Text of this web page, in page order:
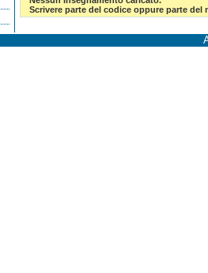
Scrivere parte del codice oppure parte